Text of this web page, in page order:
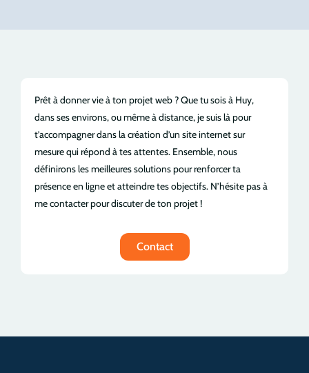
Prêt à donner vie à ton projet web ? Que tu sois à Huy,
dans ses environs, ou même à distance, je suis là pour
t’accompagner dans la création d’un site internet sur
mesure qui répond à tes attentes. Ensemble, nous
définirons les meilleures solutions pour renforcer ta
présence en ligne et atteindre tes objectifs. N’hésite pas à
me contacter pour discuter de ton projet !
Contact